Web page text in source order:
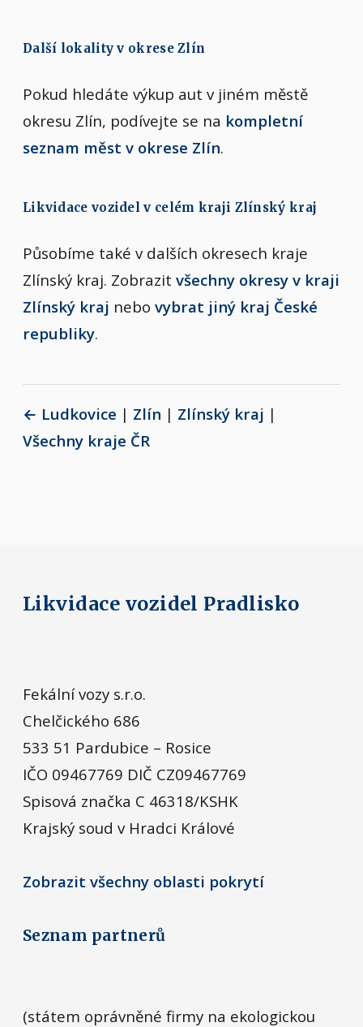
Další lokality v okrese Zlín
Pokud hledáte výkup aut v jiném městě
okresu Zlín, podívejte se na kompletní
seznam měst v okrese Zlín.
Likvidace vozidel v celém kraji Zlínský kraj
Působíme také v dalších okresech kraje
Zlínský kraj. Zobrazit všechny okresy v kraji
Zlínský kraj nebo vybrat jiný kraj České
republiky.
← Ludkovice | Zlín | Zlínský kraj |
Všechny kraje ČR
Likvidace vozidel Pradlisko
Fekální vozy s.r.o.
Chelčického 686
533 51 Pardubice – Rosice
IČO 09467769 DIČ CZ09467769
Spisová značka C 46318/KSHK
Krajský soud v Hradci Králové
Zobrazit všechny oblasti pokrytí
Seznam partnerů
(státem oprávněné firmy na ekologickou